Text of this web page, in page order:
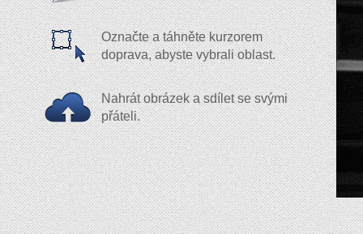
Označte a táhněte kurzorem
doprava, abyste vybrali oblast.
Nahrát obrázek a sdílet se svými
přáteli.